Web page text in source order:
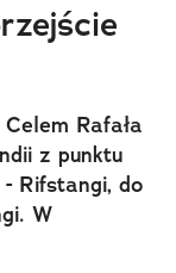
Rafała
z punktu
Rifstangi, do
W